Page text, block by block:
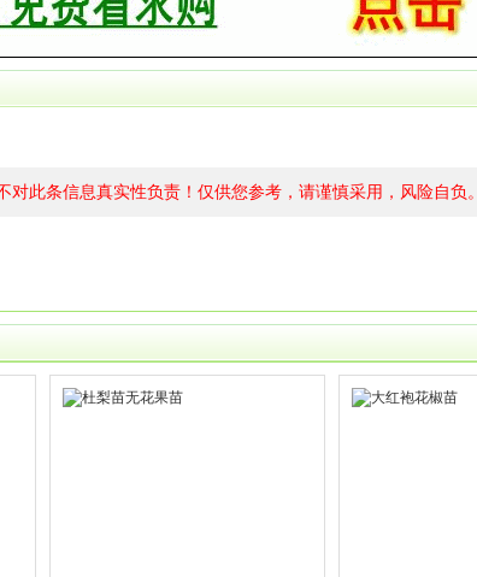
此条信息真实性负责！仅供您参考，请谨慎采用，风险自负。